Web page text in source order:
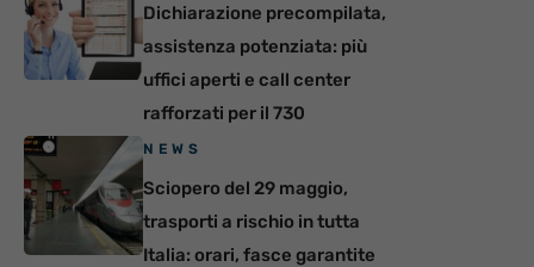
Dichiarazione precompilata,
assistenza potenziata: più
uffici aperti e call center
rafforzati per il 730
NEWS
Sciopero del 29 maggio,
trasporti a rischio in tutta
Italia: orari, fasce garantite